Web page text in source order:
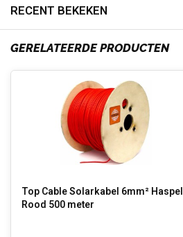
RECENT BEKEKEN
GERELATEERDE PRODUCTEN
Top Cable Solarkabel 6mm² Haspel
Rood 500 meter